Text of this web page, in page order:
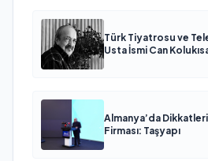
Türk Tiyatrosu ve
Usta İsmi Can
Almanya’da
Firması: Taşyapı